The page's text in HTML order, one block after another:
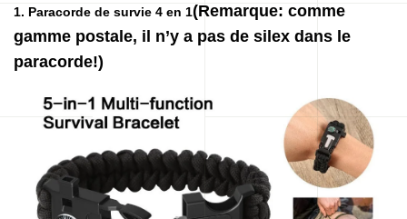
1. Paracorde de survie 4 en 1(Remarque: comme
gamme postale, il n’y a pas de silex dans le
paracorde!)